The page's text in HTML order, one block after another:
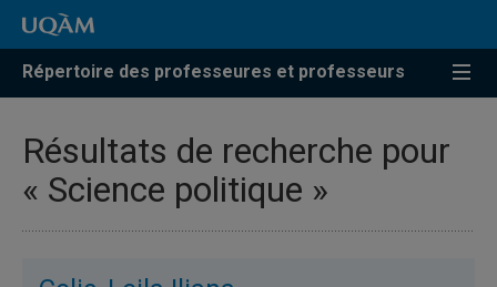
Répertoire des professeures et professeurs
Résultats de recherche pour
« Science politique »